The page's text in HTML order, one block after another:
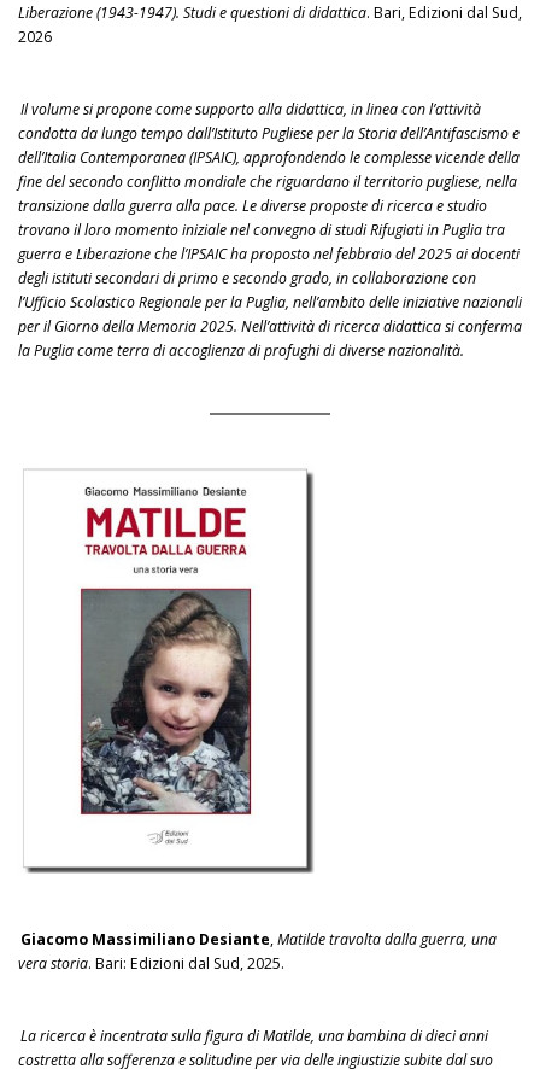
Liberazione (1943-1947). Studi e questioni di didattica. Bari, Edizioni dal Sud,
2026
Il volume si propone come supporto alla didattica, in linea con l’attività
condotta da lungo tempo dall’Istituto Pugliese per la Storia dell’Antifascismo e
dell’Italia Contemporanea (IPSAIC), approfondendo le complesse vicende della
fine del secondo conflitto mondiale che riguardano il territorio pugliese, nella
transizione dalla guerra alla pace. Le diverse proposte di ricerca e studio
trovano il loro momento iniziale nel convegno di studi Rifugiati in Puglia tra
guerra e Liberazione che l’IPSAIC ha proposto nel febbraio del 2025 ai docenti
degli istituti secondari di primo e secondo grado, in collaborazione con
l’Ufficio Scolastico Regionale per la Puglia, nell’ambito delle iniziative nazionali
per il Giorno della Memoria 2025. Nell’attività di ricerca didattica si conferma
la Puglia come terra di accoglienza di profughi di diverse nazionalità.
Giacomo Massimiliano Desiante,Matilde travolta dalla guerra, una
vera storia. Bari: Edizioni dal Sud, 2025.
La ricerca è incentrata sulla figura di Matilde, una bambina di dieci anni
costretta alla sofferenza e solitudine per via delle ingiustizie subite dal suo